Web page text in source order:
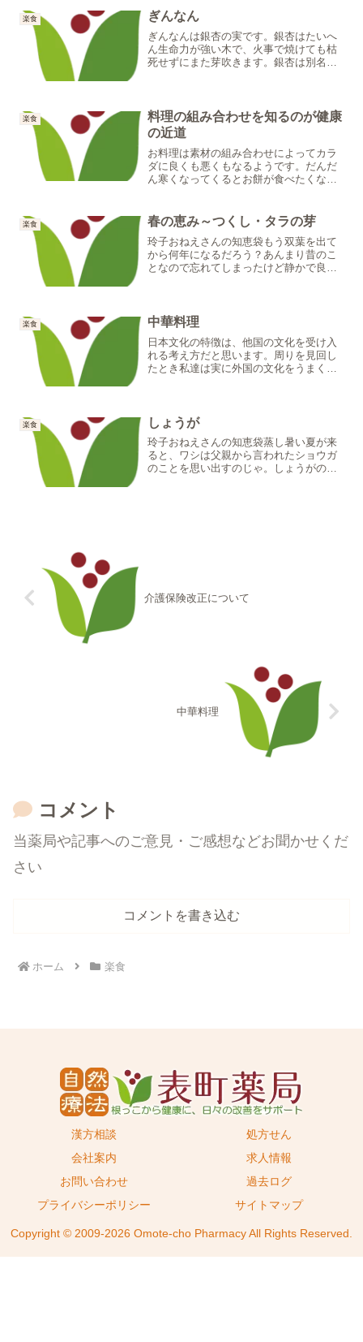
ものじゃのう。「冷やすなよ...
楽食 ぎんなん
ぎんなんは銀杏の実です。銀杏はたいへ
ん生命力が強い木で、火事で焼けても枯
死せずにまた芽吹きます。銀杏は別名
経るほど実が多くなるので『...
楽食
料理の組み合わせを知るのが健康
の近道
お料理は素材の組み合わせによってカラ
ダに良くも悪くもなるようです。だんだ
ん寒くなってくるとお餅が食べたくなり
係しています。もち米は温める作用が大
変強いため、用水路から田...
楽食 春の恵み～つくし・タラの芽
玲子おねえさんの知恵袋もう双葉を出て
から何年になるだろう？あんまり昔のこ
となので忘れてしまったけど静かで良い
ると、佐倉でも地面をよく...
楽食 中華料理
日本文化の特徴は、他国の文化を受け入
れる考え方だと思います。周りを見回し
たとき私達は実に外国の文化をうまく取
のようです。例えば中国料...
楽食 しょうが
玲子おねえさんの知恵袋蒸し暑い夏が来
ると、ワシは父親から言われたショウガ
のことを思い出すのじゃ。しょうがの辛
介護保険改正について
中華料理
コメント
当薬局や記事へのご意見・ご感想などお聞かせくだ
さい
コメントを書き込む
ホーム 楽食
漢方相談
処方せん
会社案内
求人情報
お問い合わせ
過去ログ
プライバシーポリシー
サイトマップ
Copyright © 2009-2026 Omote-cho Pharmacy All Rights Reserved.